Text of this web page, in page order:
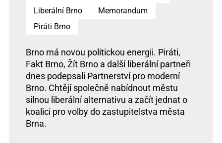
Liberální Brno
Memorandum
Piráti Brno
Brno má novou politickou energii. Piráti,
Fakt Brno, Žít Brno a další liberální partneři
dnes podepsali Partnerství pro moderní
Brno. Chtějí společně nabídnout městu
silnou liberální alternativu a začít jednat o
koalici pro volby do zastupitelstva města
Brna.